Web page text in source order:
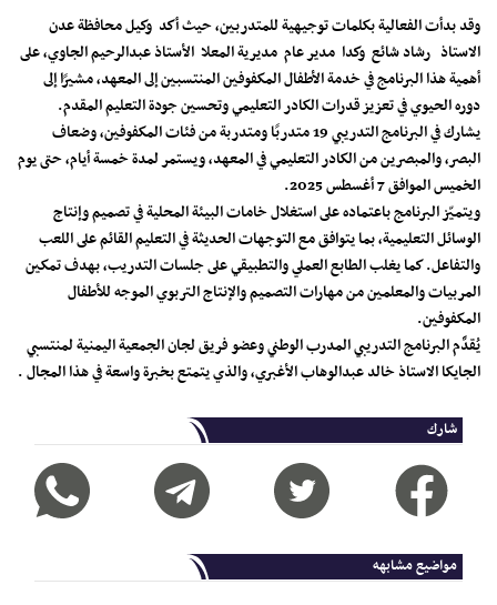
وقد بدأت الفعالية بكلمات توجيهية للمتدربين، حيث أكد وكيل محافظة عدن
الاستاذ رشاد شائع وكدا مدير عام مديرية المعلا الأستاذ عبدالرحيم الجاوي، على
أهمية هذا البرنامج في خدمة الأطفال المكفوفين المنتسبين إلى المعهد، مشيرًا إلى
دوره الحيوي في تعزيز قدرات الكادر التعليمي وتحسين جودة التعليم المقدم.
يشارك في البرنامج التدريبي 19 متدربًا ومتدربة من فئات المكفوفين، وضعاف
البصر، والمبصرين من الكادر التعليمي في المعهد، ويستمر لمدة خمسة أيام، حتى يوم
الخميس الموافق 7 أغسطس 2025.
ويتميّز البرنامج باعتماده على استغلال خامات البيئة المحلية في تصميم وإنتاج
الوسائل التعليمية، بما يتوافق مع التوجهات الحديثة في التعليم القائم على اللعب
والتفاعل. كما يغلب الطابع العملي والتطبيقي على جلسات التدريب، بهدف تمكين
المربيات والمعلمين من مهارات التصميم والإنتاج التربوي الموجه للأطفال
المكفوفين.
يُقدَّم البرنامج التدريبي المدرب الوطني وعضو فريق لجان الجمعية اليمنية لمنتسبي
الجايكا الاستاذ خالد عبدالوهاب الأغبري، والذي يتمتع بخبرة واسعة في هذا المجال .
شارك
مواضيع مشابهه